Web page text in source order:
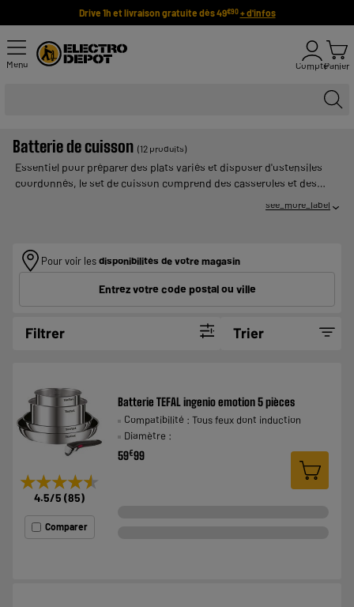
Drive 1h et livraison gratuite dès 49€90 + d'infos
Menu ComptePanier
Batterie de cuisson (12 produits)
Essentiel pour préparer des plats variés et disposer d'ustensiles
coordonnés, le set de cuisson comprend des casseroles et des
type de préparation et à la quantité. Découvrez notre offre pour
see_more_label
Pour voir lesdisponibilités de votre magasin
Entrez votre code postal ou ville
Filtrer Trier
★★★★★
★★★★★
4.5/5 (85)
Comparer
Batterie TEFAL ingenio emotion 5 pièces
Compatibilité : Tous feux dont induction
Diamètre :
59€99